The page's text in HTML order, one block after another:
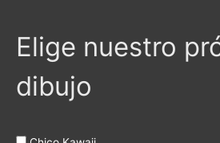
Elige nuestro
dibujo